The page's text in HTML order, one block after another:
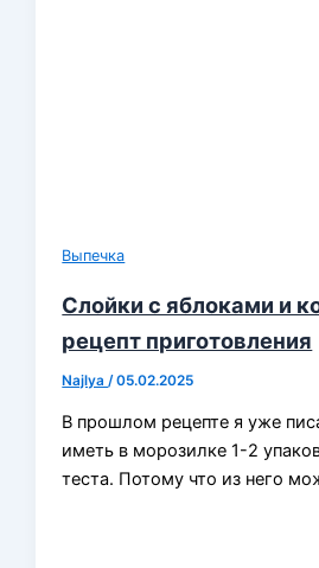
Выпечка
Слойки с яблоками и
рецепт приготовления
Najlya /05.02.2025
В прошлом рецепте я уже
иметь в морозилке 1-2
теста. Потому что из него